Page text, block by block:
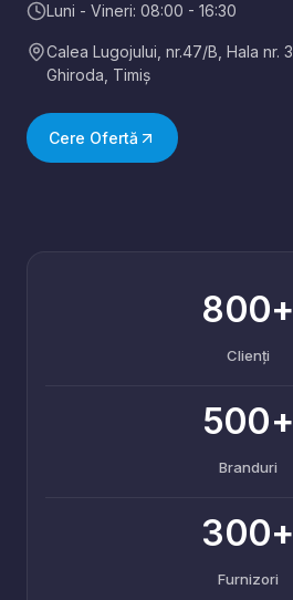
Luni - Vineri: 08:00 - 16:30
Calea Lugojului, nr.47/B, Hala nr. 3
Ghiroda Timiș
Cere Ofertă
800+
Clienți
500+
Branduri
300+
Furnizori